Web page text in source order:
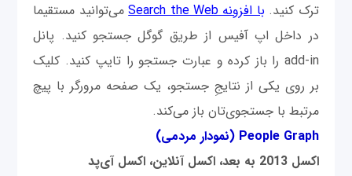
ترک کنید. با افزونه Search the Web
می‌توانید مستقیما
در داخل اپ آفیس از طریق گوگل جستجو کنید. پانل
add-in را باز کرده و عبارت جستجو را تایپ کنید. کلیک
بر روی یکی از نتایجِ جستجو، یک صفحه مرورگر با پیچ
مرتبط با جستجوی‌تان باز می‌کند.
People Graph (نمودار مردمی)
اکسل 2013 به بعد، اکسل آنلاین، اکسل آی‌پد‌